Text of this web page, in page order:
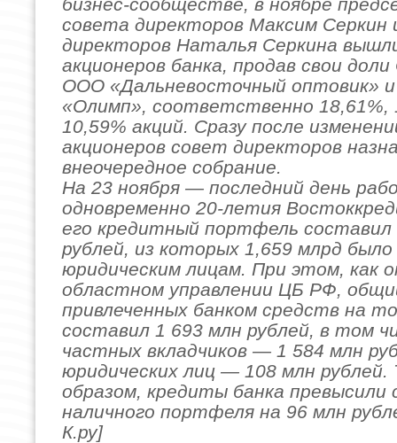
совета директоров Максим Серкин
директоров Наталья Серкина
акционеров банка, продав свои
ООО «Дальневосточный оптовик»
«Олимп», соответственно 18,61%,
10,59% акций. Сразу после
акционеров совет директоров
внеочередное собрание.
На 23 ноября — последний день
одновременно 20-летия
его кредитный портфель составил
рублей, из которых 1,659 млрд
юридическим лицам. При этом, как
областном управлении ЦБ РФ,
привлеченных банком средств на
составил 1 693 млн рублей, в том
частных вкладчиков — 1 584 млн
юридических лиц — 108 млн рублей.
образом, кредиты банка превысили
наличного портфеля на 96 млн
К.ру]